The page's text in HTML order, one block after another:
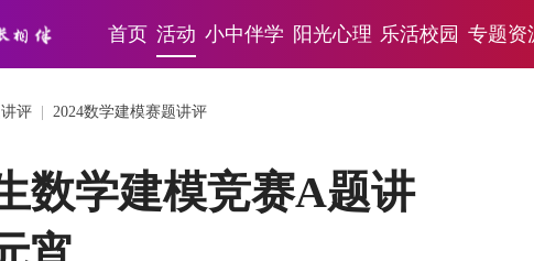
首页 活动 小中伴学 阳光心理 乐活校园 专题资
评 2024数学建模赛题讲评
数学建模竞赛A题讲